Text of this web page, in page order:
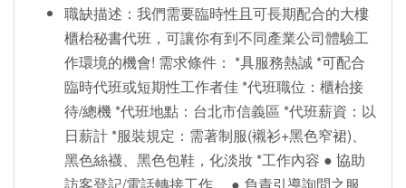
職缺描述：我們需要臨時性且可長期配合的大樓
櫃枱秘書代班，可讓你有到不同產業公司體驗工
作環境的機會! 需求條件： *具服務熱誠 *可配合
臨時代班或短期性工作者佳 *代班職位：櫃枱接
待/總機 *代班地點：台北市信義區 *代班薪資：以
日薪計 *服裝規定：需著制服(襯衫+黑色窄裙)、
黑色絲襪、黑色包鞋，化淡妝 *工作內容 ● 協助